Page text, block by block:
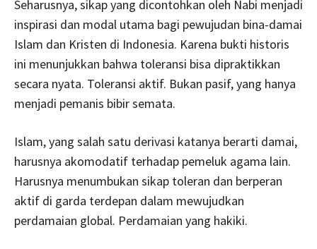
Seharusnya, sikap yang dicontohkan oleh Nabi menjadi
inspirasi dan modal utama bagi pewujudan bina-damai
Islam dan Kristen di Indonesia. Karena bukti historis
ini menunjukkan bahwa toleransi bisa dipraktikkan
secara nyata. Toleransi aktif. Bukan pasif, yang hanya
menjadi pemanis bibir semata.
Islam, yang salah satu derivasi katanya berarti damai,
harusnya akomodatif terhadap pemeluk agama lain.
Harusnya menumbukan sikap toleran dan berperan
aktif di garda terdepan dalam mewujudkan
perdamaian global. Perdamaian yang hakiki.